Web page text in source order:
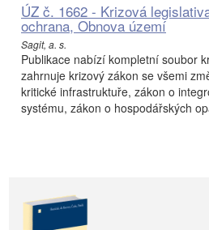
ÚZ č. 1662 - Krizová
ochrana, Obnova území
Sagit, a. s.
Publikace nabízí kompletní soubor
zahrnuje krizový zákon se všemi
kritické infrastruktuře, zákon o
systému, zákon o hospodářských